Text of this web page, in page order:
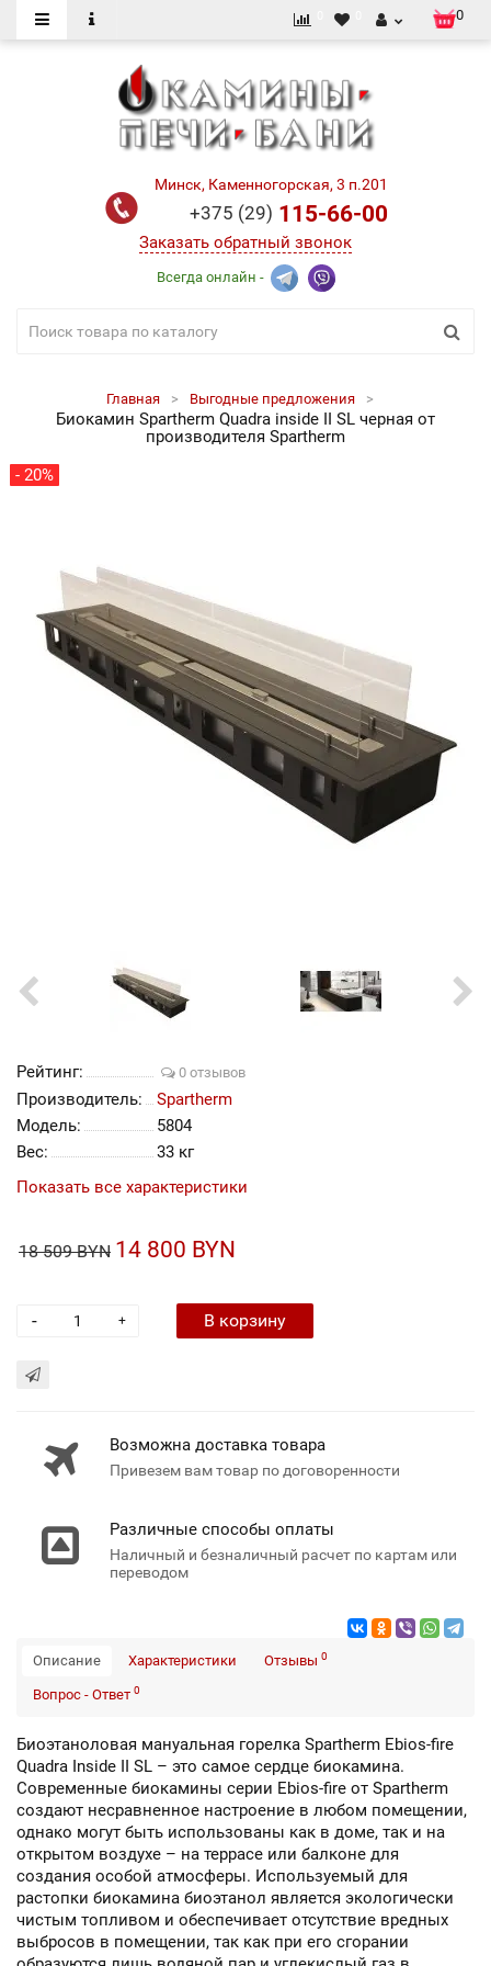
0
Минск, Каменногорская, 3 п.201
+375 (29) 115-66-00
Заказать обратный звонок
Всегда онлайн -
Главная Выгодные предложения
Биокамин Spartherm Quadra inside II SL черная от
производителя Spartherm
- 20%
Рейтинг: 0 отзывов
Производитель:
Spartherm
Модель:
5804
Вес:
33 кг
Показать все характеристики
18 509 BYN 14 800 BYN
+
- В корзину
Возможна доставка товара
Привезем вам товар по договоренности
Различные способы оплаты
Наличный и безналичный расчет по картам или
переводом
Описание Характеристики Отзывы 0
Вопрос - Ответ 0
Биоэтаноловая мануальная горелка Spartherm Ebios-fire
Quadra Inside II SL – это самое сердце биокамина.
Современные биокамины серии Ebios-fire от Spartherm
создают несравненное настроение в любом помещении,
однако могут быть использованы как в доме, так и на
открытом воздухе – на террасе или балконе для
создания особой атмосферы. Используемый для
растопки биокамина биоэтанол является экологически
чистым топливом и обеспечивает отсутствие вредных
выбросов в помещении, так как при его сгорании